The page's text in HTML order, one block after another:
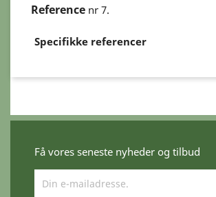
Reference nr 7.
Specifikke referencer
Få vores seneste nyheder og tilbud